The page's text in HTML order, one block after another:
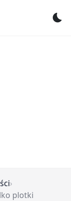
›
plotki